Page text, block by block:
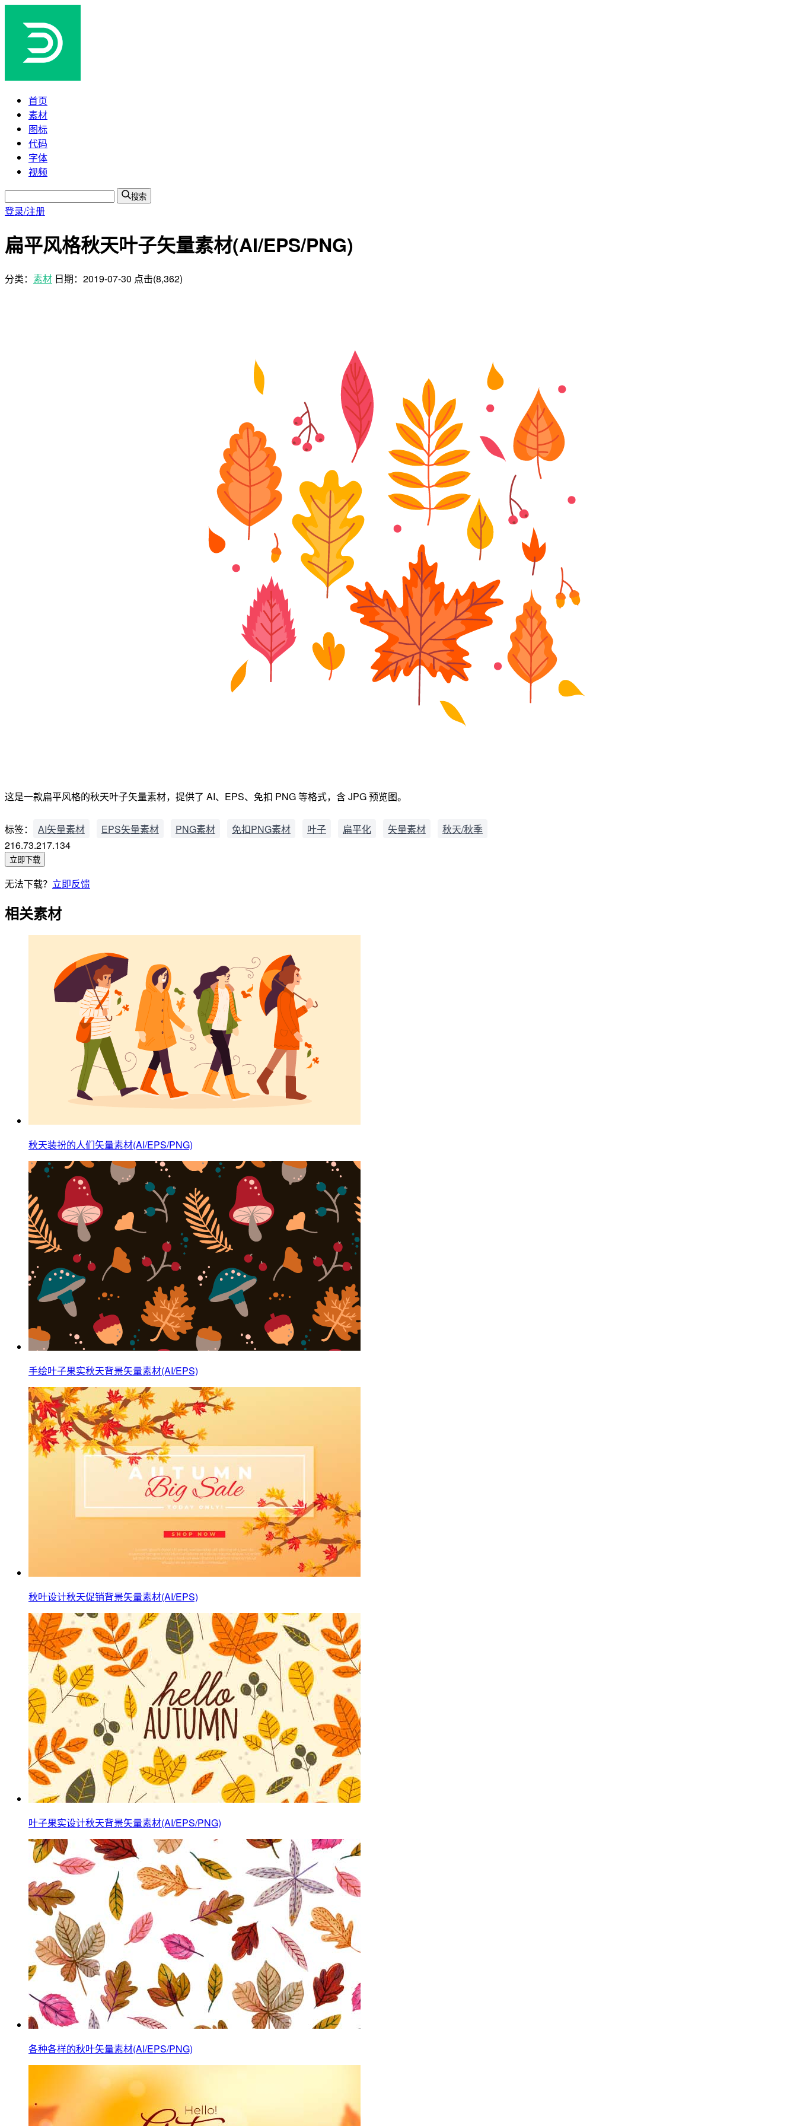
首页
素材
图标
代码
字体
视频
搜索
登录/注册
扁平风格秋天叶子矢量素材(AI/EPS/PNG)
分类： 素材 日期： 2019-07-30 点击(8,362)
这是一款扁平风格的秋天叶子矢量素材，提供了 AI、EPS、免扣 PNG 等格式，含 JPG 预览图。
标签： AI矢量素材 EPS矢量素材 PNG素材 免扣PNG素材 叶子 扁平化 矢量素材
秋天/秋季
216.73.217.134
立即下载
无法下载？ 立即反馈
相关素材
秋天装扮的人们矢量素材(AI/EPS/PNG)
手绘叶子果实秋天背景矢量素材(AI/EPS)
秋叶设计秋天促销背景矢量素材(AI/EPS)
叶子果实设计秋天背景矢量素材(AI/EPS/PNG)
各种各样的秋叶矢量素材(AI/EPS/PNG)